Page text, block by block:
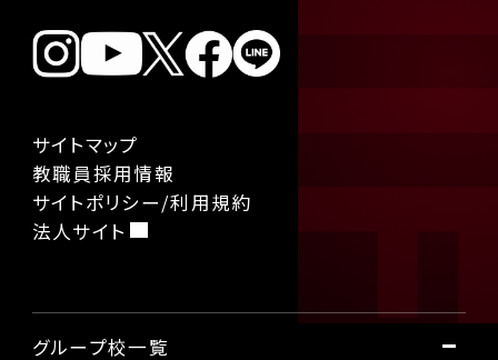
サイトマップ
教職員採用情報
サイトポリシー/利用規約
法人サイト
グループ校一覧